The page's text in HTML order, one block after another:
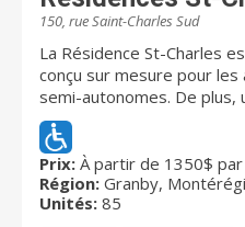
150, rue Saint-Charles Sud
La Résidence St-Charles
conçu sur mesure pour
semi-autonomes. De plus, une unité prothétique de
12 chambres nous permet
avec problèmes cognitifs
offrant une gamme de
environnement stimulant. De plus, vous pouvez
bénéficier d'un
Prix: À partir de 1350$
Région: Granby,
Unités: 85